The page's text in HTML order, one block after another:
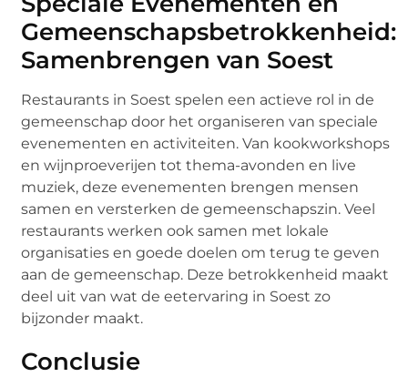
Gemeenschapsbetrokkenheid:
Samenbrengen van Soest
Restaurants in Soest spelen een actieve rol in de
gemeenschap door het organiseren van speciale
evenementen en activiteiten. Van kookworkshops
en wijnproeverijen tot thema-avonden en live
muziek, deze evenementen brengen mensen
samen en versterken de gemeenschapszin. Veel
restaurants werken ook samen met lokale
organisaties en goede doelen om terug te geven
aan de gemeenschap. Deze betrokkenheid maakt
deel uit van wat de eetervaring in Soest zo
bijzonder maakt.
Conclusie